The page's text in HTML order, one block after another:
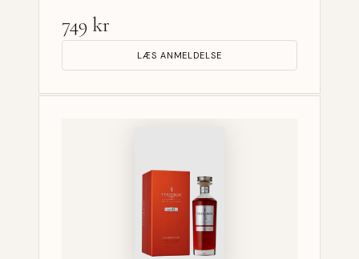
749 kr
LÆS ANMELDELSE